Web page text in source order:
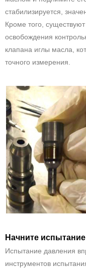
стабилизируется,
Кроме того,
освобождения
клапана иглы масла,
точного измерения.
Начните
Испытание давления
инструментов